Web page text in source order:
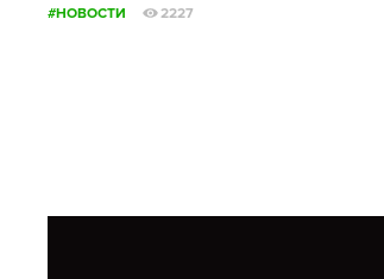
#НОВОСТИ 2227